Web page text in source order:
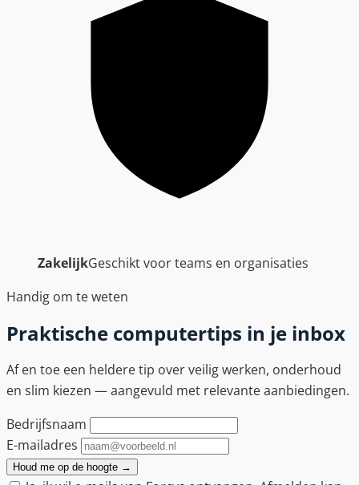
ZakelijkGeschikt voor teams en organisaties
Handig om te weten
Praktische computertips in je inbox
Af en toe een heldere tip over veilig werken, onderhoud
en slim kiezen — aangevuld met relevante aanbiedingen.
Bedrijfsnaam
E-mailadres
Houd me op de hoogte →